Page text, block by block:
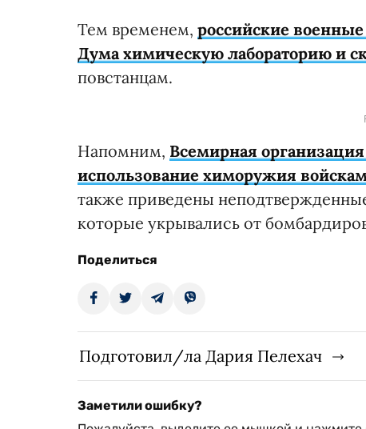
Тем временем, российские
Дума химическую лабораторию и
повстанцам.
Напомним, Всемирная
использование химоружия
также приведены
которые укрывались от
Поделиться
Подготовил/ла Дария Пелехач
Заметили ошибку?